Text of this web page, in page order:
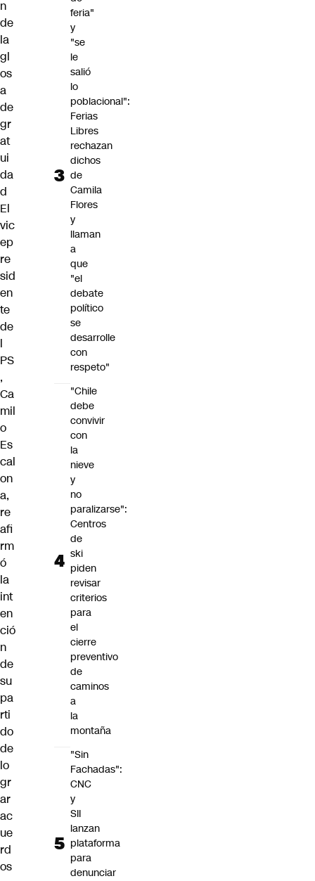
n
de
la
gl
os
a
de
gr
at
ui
da
d
El
vic
ep
re
sid
en
te
de
l
PS
,
Ca
mil
o
Es
cal
on
a,
re
afi
rm
ó
la
int
en
ció
n
de
su
pa
rti
do
de
lo
gr
ar
ac
ue
rd
os
feria"
y
"se
le
salió
lo
poblacional":
Ferias
Libres
rechazan
dichos
de
Camila
Flores
y
llaman
a
que
"el
debate
político
se
desarrolle
con
respeto"
"Chile
debe
convivir
con
la
nieve
y
no
paralizarse":
Centros
de
ski
piden
revisar
criterios
para
el
cierre
preventivo
de
caminos
a
la
montaña
"Sin
Fachadas":
CNC
y
SII
lanzan
plataforma
para
denunciar